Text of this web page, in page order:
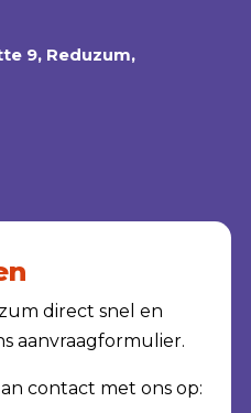
9, Reduzum,
direct snel en
aanvraagformulier.
contact met ons op: